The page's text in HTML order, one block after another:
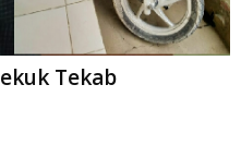
Tekab